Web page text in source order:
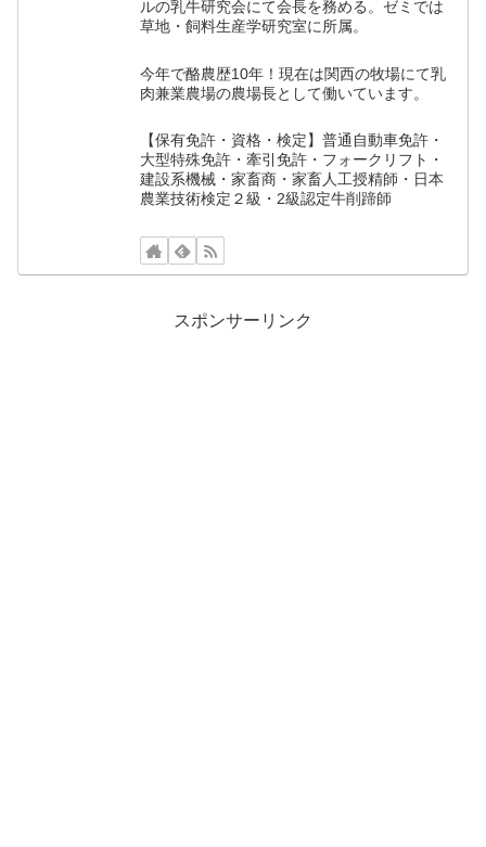
ルの乳牛研究会にて会長を務める。ゼミでは
草地・飼料生産学研究室に所属。
今年で酪農歴10年！現在は関西の牧場にて乳
肉兼業農場の農場長として働いています。
【保有免許・資格・検定】普通自動車免許・
大型特殊免許・牽引免許・フォークリフト・
建設系機械・家畜商・家畜人工授精師・日本
農業技術検定２級・2級認定牛削蹄師
スポンサーリンク